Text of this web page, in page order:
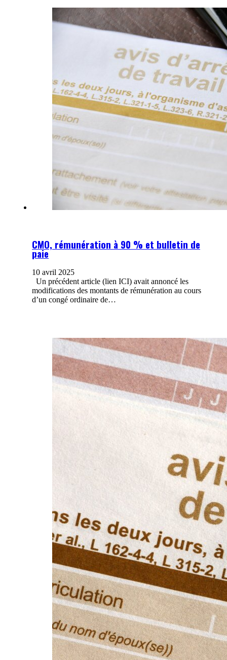
CMO, rémunération à 90 % et bulletin de
paie
10 avril 2025
Un précédent article (lien ICI) avait annoncé les
modifications des montants de rémunération au cours
d’un congé ordinaire de…